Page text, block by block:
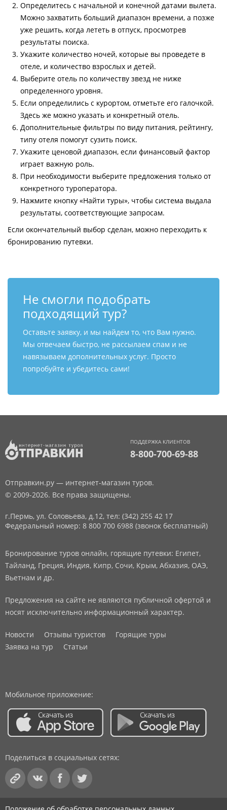
Определитесь с начальной и конечной датами вылета.
Можно захватить больший диапазон времени, а позже
уже решить, когда лететь в отпуск, просмотрев
результаты поиска.
Укажите количество ночей, которые вы проведете в
отеле, и количество взрослых и детей.
Выберите отель по количеству звезд не ниже
определенного уровня.
Если определились с курортом, отметьте его галочкой.
Здесь же можно указать и конкретный отель.
Дополнительные фильтры по виду питания, рейтингу,
типу отеля помогут сузить поиск.
Укажите ценовой диапазон, если финансовый фактор
играет важную роль.
При необходимости выберите предложения только от
конкретного туроператора.
Нажмите кнопку «Найти туры», чтобы система выдала
результаты, соответствующие запросам.
Если окончательный выбор сделан, можно переходить к
бронированию путевки.
Не смогли подобрать
подходящий тур?
Оставьте заявку, и мы найдем то, что Вам нужно.
Мы отвечаем быстро, не рассылаем спам и не
навязываем дополнительных услуг. Просто
попробуйте и убедитесь сами!
ПОДДЕРЖКА КЛИЕНТОВ
8-800-700-69-88
Отправкин.ру — интернет-магазин туров.
© 2009-2026. Все права защищены.
г.Пермь, ул. Соловьева, д.12, тел: (342) 255 42 17
Федеральный номер: 8 800 700 6988 (звонок бесплатный)
Бронирование туров онлайн, горящие путевки: Египет,
Тайланд, Греция, Индия, Кипр, Сочи, Крым, Абхазия, ОАЭ,
Вьетнам и др.
Предложения на сайте не являются публичной офертой и
носят исключительно информационный характер.
Новости Отзывы туристов
Горящие туры
Заявка на тур
Статьи
Мобильное приложение:
Поделиться в социальных сетях: